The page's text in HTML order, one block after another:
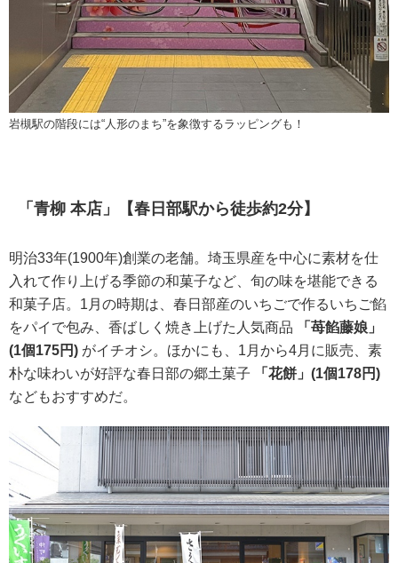
岩槻駅の階段には“人形のまち”を象徴するラッピングも！
「青柳 本店」【春日部駅から徒歩約2分】
明治33年(1900年)創業の老舗。埼玉県産を中心に素材を仕
入れて作り上げる季節の和菓子など、旬の味を堪能できる
和菓子店。1月の時期は、春日部産のいちごで作るいちご餡
をパイで包み、香ばしく焼き上げた人気商品
「苺餡藤娘」
(1個175円) がイチオシ。ほかにも、1月から4月に販売、素
朴な味わいが好評な春日部の郷土菓子
「花餅」(1個178円)
などもおすすめだ。